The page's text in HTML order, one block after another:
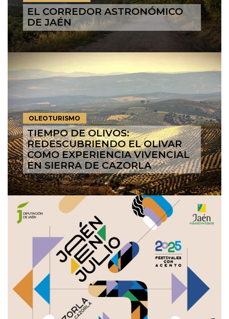
EL CORREDOR ASTRONÓMICO
DE JAÉN
OLEOTURISMO
TIEMPO DE OLIVOS:
REDESCUBRIENDO EL OLIVAR
COMO EXPERIENCIA VIVENCIAL
EN SIERRA DE CAZORLA